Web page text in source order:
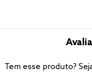
Tem esse produto?